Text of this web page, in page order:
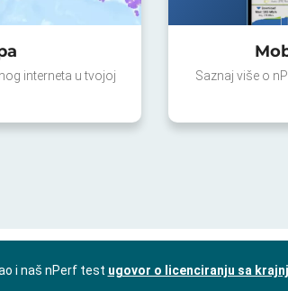
interneta u tvojoj
Saznaj više o
i naš nPerf test ugovor o licenciranju sa